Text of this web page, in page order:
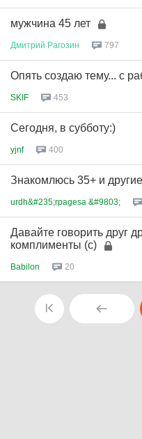
мужчина 45 лет
Дмитрий Рагозин 797
Опять создаю тему... с
SKIF 453
Сегодня, в субботу:)
yjnf 400
Знакомлюсь 35+ и другие
urdh&#235;rpagesa &#9803;
Давайте говорить друг
комплименты (с)
Babilon 20